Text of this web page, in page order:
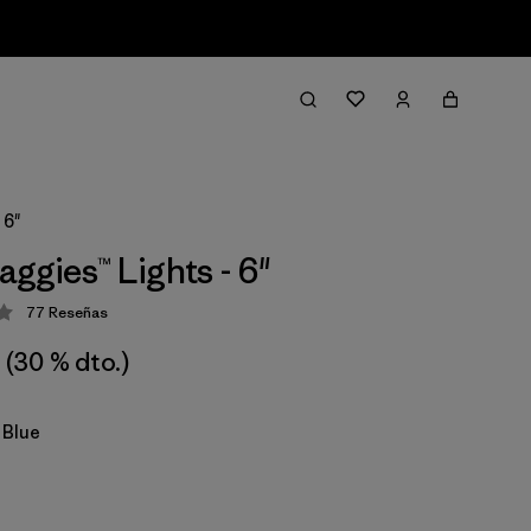
Lights - 6"
4.2 / 5
77 Reseñas
(30 % dto.)